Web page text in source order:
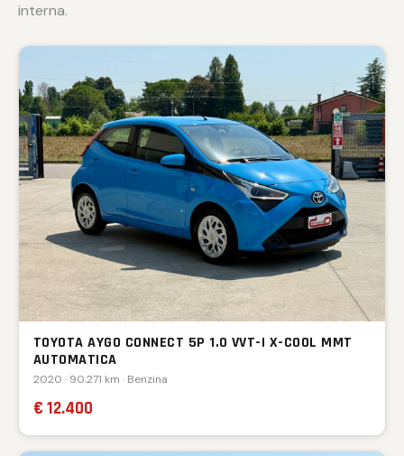
interna.
TOYOTA AYGO CONNECT 5P 1.0 VVT-I X-COOL MMT
AUTOMATICA
2020 · 90.271 km · Benzina
€ 12.400